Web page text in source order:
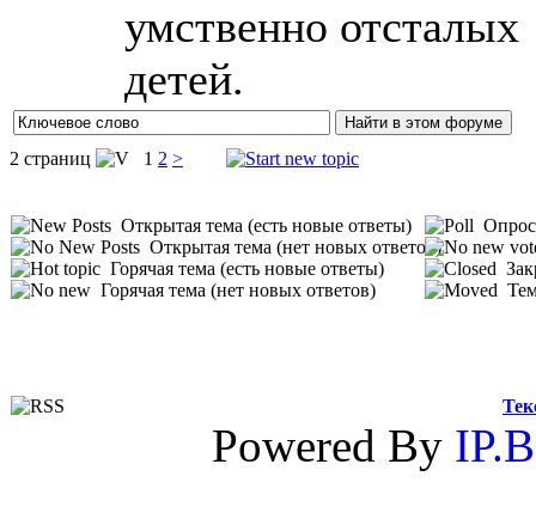
умственно отсталых
детей.
2 страниц 1 2 >
Открытая тема (есть новые ответы)
Открытая тема (нет новых ответов)
Горячая тема (есть новые ответы)
Горячая тема (нет новых ответов)
Опрос
Powered By